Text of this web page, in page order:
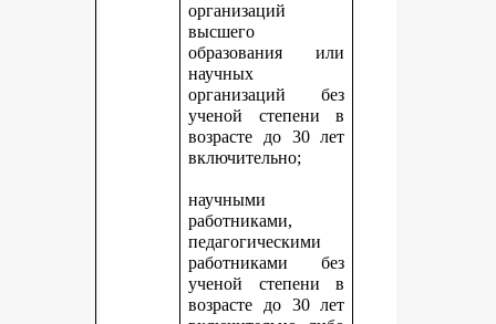
организаций
высшего
образования или
научных
организаций без
ученой степени в
возрасте до 30 лет
включительно;
научными
работниками,
педагогическими
работниками без
ученой степени в
возрасте до 30 лет